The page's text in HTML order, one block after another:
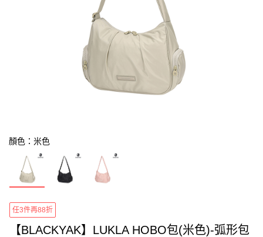
顏色：米色
任3件再88折
【BLACKYAK】LUKLA HOBO包(米色)-弧形包